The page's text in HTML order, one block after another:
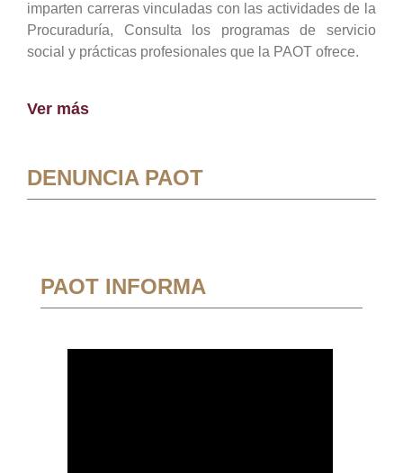
imparten carreras vinculadas con las actividades de la
Procuraduría, Consulta los programas de servicio
social y prácticas profesionales que la PAOT ofrece.
Ver más
DENUNCIA PAOT
PAOT INFORMA